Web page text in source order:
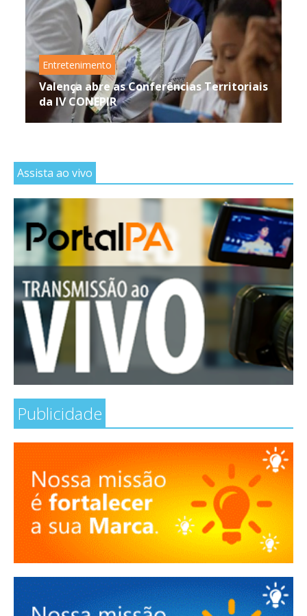
Entretenimento
Valença abre as Conferências Territoriais
da IV CONEPIR
Assista ao vivo
Publicidade